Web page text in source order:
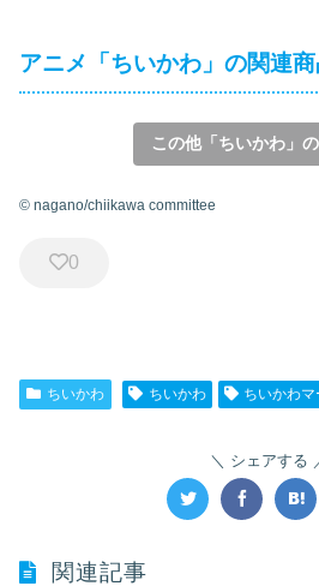
アニメ「ちいかわ」の関連
この他「ちいかわ」
© nagano/chiikawa committee
0
ちいかわ ちいかわ ちいかわマ
シェアする
関連記事